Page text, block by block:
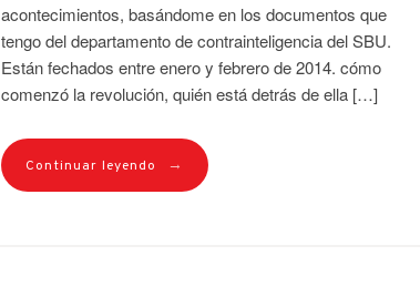
acontecimientos, basándome en los documentos que
tengo del departamento de contrainteligencia del SBU.
Están fechados entre enero y febrero de 2014. cómo
comenzó la revolución, quién está detrás de ella […]
Continuar leyendo →